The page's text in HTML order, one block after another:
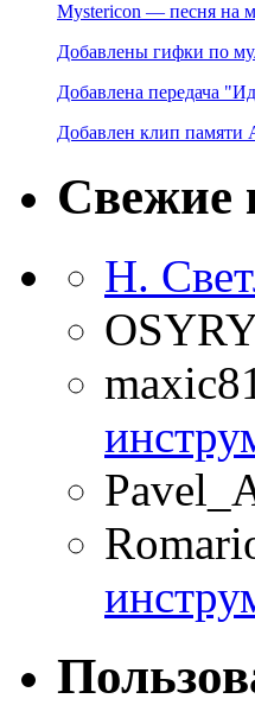
Mystericon — песня на
Добавлены гифки по
Добавлена передача
Добавлен клип памяти
Свежие
Н.